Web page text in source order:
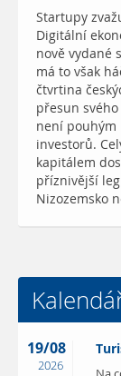
Startupy
Digitální
nově vydané
má to však
čtvrtina
přesun
není pouhým
investorů.
kapitálem
příznivější
Nizozemsko
19/08
2026